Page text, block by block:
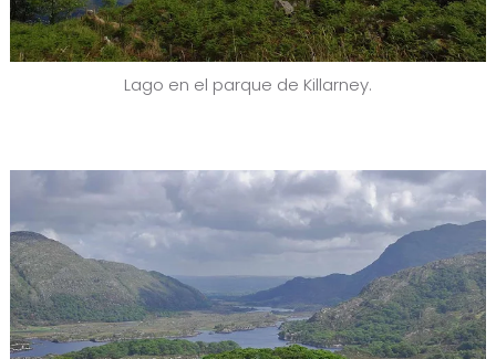
Lago en el parque de Killarney.